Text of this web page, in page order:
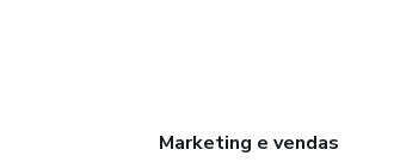
Marketing e vendas